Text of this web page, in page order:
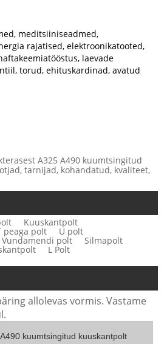
meditsiiniseadmed,
rajatised, elektroonikatooted,
laevade
torud, ehituskardinad, avatud
A325 A490 kuumtsingitud
tarnijad, kohandatud, kvaliteet,
Kuuskantpolt
peaga polt U polt
Vundamendi polt Silmapolt
L Polt
allolevas vormis. Vastame